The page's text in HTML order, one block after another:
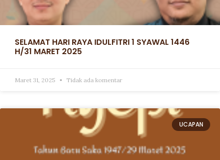
SELAMAT HARI RAYA IDULFITRI 1 SYAWAL 1446
H/31 MARET 2025
Maret 31, 2025 Tidak ada komentar
UCAPAN